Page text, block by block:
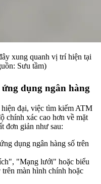
xung quanh vị trí hiện tại
Sưu tầm)
dụng ngân hàng
hiện đại, việc tìm kiếm ATM
chính xác cao hơn về mặt
đơn giản như sau:
dụng ngân hàng số trên
"Mạng lưới" hoặc biểu
màn hình chính hoặc